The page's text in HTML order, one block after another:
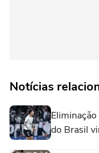
Notícias
do Brasil